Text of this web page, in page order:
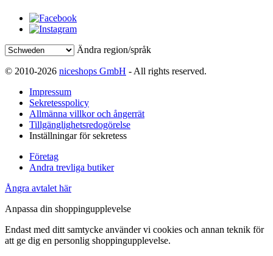
Ändra region/språk
© 2010-2026 niceshops GmbH - All rights reserved.
Impressum
Sekretesspolicy
Allmänna villkor och ångerrät
Tillgänglighetsredogörelse
Inställningar för sekretess
Företag
Andra trevliga butiker
Ångra avtalet här
Anpassa din shoppingupplevelse
Endast med ditt samtycke använder vi cookies och annan teknik för
att ge dig en personlig shoppingupplevelse.